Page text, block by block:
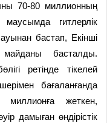
70-80 миллионның
гитлерлік
бастап, Екінші
басталды.
ретінде тікелей
бағаланғанда
жеткен,
дамыған өндірістік